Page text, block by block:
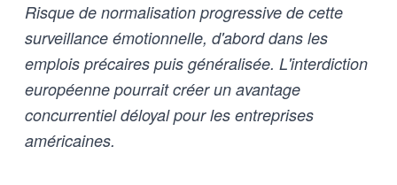
Risque de normalisation progressive de cette
surveillance émotionnelle, d'abord dans les
emplois précaires puis généralisée. L'interdiction
européenne pourrait créer un avantage
concurrentiel déloyal pour les entreprises
américaines.